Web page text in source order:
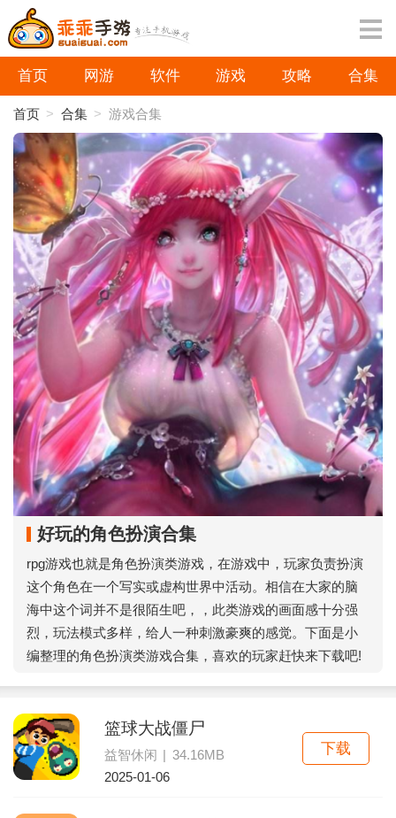
首页 网游 软件 游戏 攻略 合集
首页 > 合集 > 游戏合集
好玩的角色扮演合集
rpg游戏也就是角色扮演类游戏，在游戏中，玩家负责扮演
这个角色在一个写实或虚构世界中活动。相信在大家的脑
海中这个词并不是很陌生吧，，此类游戏的画面感十分强
烈，玩法模式多样，给人一种刺激豪爽的感觉。下面是小
编整理的角色扮演类游戏合集，喜欢的玩家赶快来下载吧!
篮球大战僵尸
益智休闲 | 34.16MB
2025-01-06
下载